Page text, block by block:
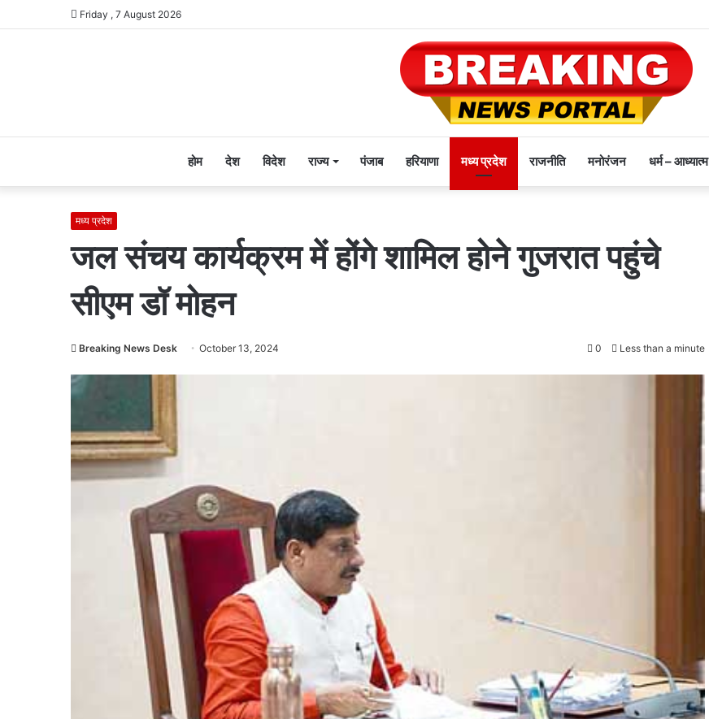
Friday , 7 August 2026
होम देश विदेश राज्य पंजाब हरियाणा मध्य प्रदेश राजनीति मनोरंजन धर्म – आध्यात्म
मध्य प्रदेश
जल संचय कार्यक्रम में होंगे शामिल होने गुजरात पहुंचे
सीएम डॉ मोहन
Breaking News Desk October 13, 2024 0 Less than a minute